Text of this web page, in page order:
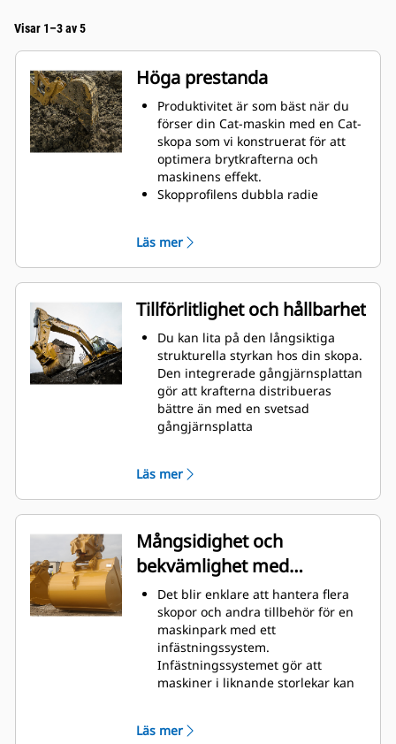
Visar 1–3 av 5
Höga prestanda
Produktivitet är som bäst när du
förser din Cat-maskin med en Cat-
skopa som vi konstruerat för att
optimera brytkrafterna och
maskinens effekt.
Skopprofilens dubbla radie
frigång säkerställer att skopbotten
inte släpar, vilket minskar
underhållskostnaderna.
Bränsleförbrukningstoppar under
grävning. Cat-skoporna är
utformade för att skära genom
material snabbt för att förbättra
maskinens totala effektivitet.
Lasta mer material på kortare tid.
Skopans form och sidostänger
håller de flesta material i din
Läs mer
Tillförlitlighet och hållbarhet
Du kan lita på den långsiktiga
strukturella styrkan hos din skopa.
Den integrerade gångjärnsplattan
gör att krafterna distribueras
bättre än med en svetsad
gångjärnsplatta
stål, särskilt användbart på
extrema slitytor
Skydda extrema slitytor på skopan
bäst från att komma i kontakt med
material med Caterpillars redskap
med markkontakt (GET)
Högre produktion i krävande
situationer, enklare penetrering i
högar och snabbare cykeltider
med Cat®Advansys™
Installera och ta bort tänder
snabbare än tidigare med
Advansys hammarlösa GET-system
adaptrar med endast handverktyg
Läs mer
Mångsidighet och
bekvämlighet med
snabbkopplingar
Det blir enklare att hantera flera
skopor och andra tillbehör för en
maskinpark med ett
infästningssystem.
Infästningssystemet gör att
maskiner i liknande storlekar kan
att föraren behöver lämna hyttens
Läs mer